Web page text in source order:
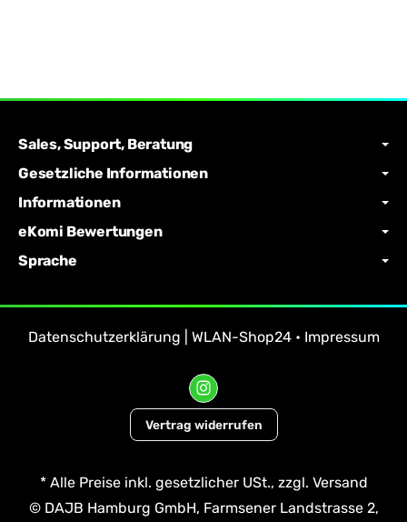
Sales, Support, Beratung
Gesetzliche Informationen
Informationen
eKomi Bewertungen
Sprache
Datenschutzerklärung | WLAN-Shop24 • Impressum
Vertrag widerrufen
*Alle Preise inkl. gesetzlicher USt., zzgl. Versand
© DAJB Hamburg GmbH, Farmsener Landstrasse 2,